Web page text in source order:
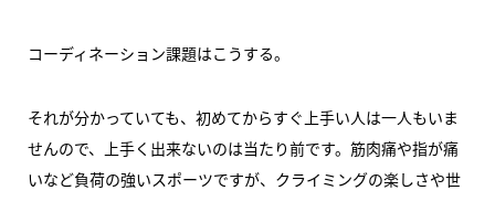
コーディネーション課題はこうする。
それが分かっていても、初めてからすぐ上手い人は一人もいま
せんので、上手く出来ないのは当たり前です。筋肉痛や指が痛
いなど負荷の強いスポーツですが、クライミングの楽しさや世